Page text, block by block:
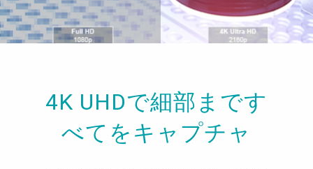
4K UHDで細部まです
べてをキャプチャ